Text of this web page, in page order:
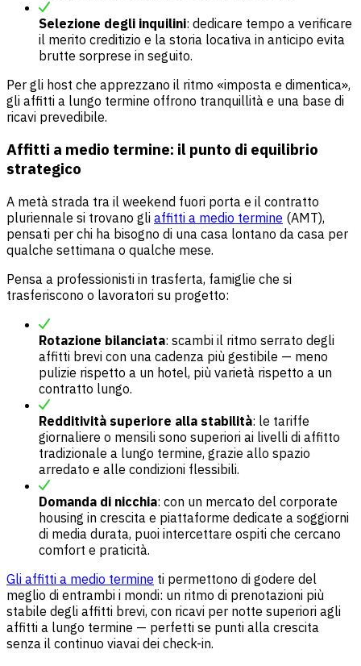
Selezione degli inquilini: dedicare tempo a verificare
il merito creditizio e la storia locativa in anticipo evita
brutte sorprese in seguito.
Per gli host che apprezzano il ritmo «imposta e dimentica»,
gli affitti a lungo termine offrono tranquillità e una base di
ricavi prevedibile.
Affitti a medio termine: il punto di equilibrio
strategico
A metà strada tra il weekend fuori porta e il contratto
pluriennale si trovano gli affitti a medio termine (AMT),
pensati per chi ha bisogno di una casa lontano da casa per
qualche settimana o qualche mese.
Pensa a professionisti in trasferta, famiglie che si
trasferiscono o lavoratori su progetto:
Rotazione bilanciata: scambi il ritmo serrato degli
affitti brevi con una cadenza più gestibile — meno
pulizie rispetto a un hotel, più varietà rispetto a un
contratto lungo.
Redditività superiore alla stabilità: le tariffe
giornaliere o mensili sono superiori ai livelli di affitto
tradizionale a lungo termine, grazie allo spazio
arredato e alle condizioni flessibili.
Domanda di nicchia: con un mercato del corporate
housing in crescita e piattaforme dedicate a soggiorni
di media durata, puoi intercettare ospiti che cercano
comfort e praticità.
Gli affitti a medio termine ti permettono di godere del
meglio di entrambi i mondi: un ritmo di prenotazioni più
stabile degli affitti brevi, con ricavi per notte superiori agli
affitti a lungo termine — perfetti se punti alla crescita
senza il continuo viavai dei check-in.